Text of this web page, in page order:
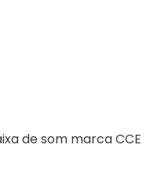
de som marca CCE